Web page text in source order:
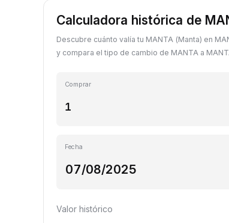
Calculadora histórica de
Descubre cuánto valía tu MANTA (Manta) en
y compara el tipo de cambio de MANTA a
Comprar
Fecha
Valor histórico